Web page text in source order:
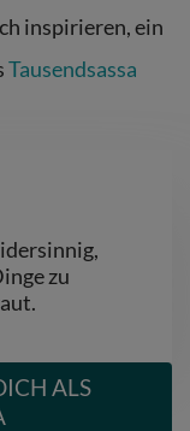
inspirieren, ein
Tausendsassa
zu
ALS